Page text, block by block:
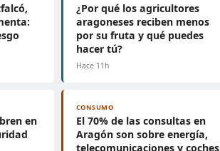
¿Por qué los agricultores
aragoneses reciben menos
por su fruta y qué puedes
hacer tú?
Hace 11h
en
CONSUMO
El 70% de las consultas en
Aragón son sobre energía,
telecomunicaciones y coches